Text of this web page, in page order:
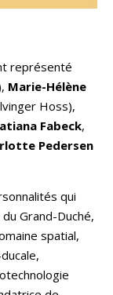
représenté
Marie-Hélène
Hoss),
Fabeck,
Pedersen
qui
Grand-Duché,
spatial,